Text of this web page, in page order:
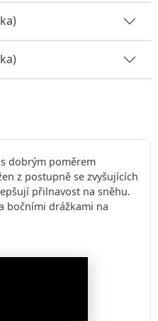
dobrým poměrem
z postupně se zvyšujících
přilnavost na sněhu.
bočními drážkami na